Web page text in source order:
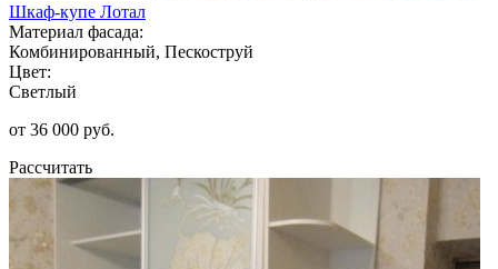
Шкаф-купе Лотал
Материал фасада:
Комбинированный, Пескоструй
Цвет:
Светлый
от 36 000 руб.
Рассчитать